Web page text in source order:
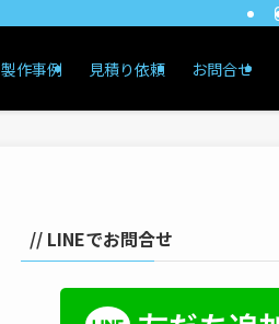
製作事例 見積り依頼 お問合せ
// LINEでお問合せ